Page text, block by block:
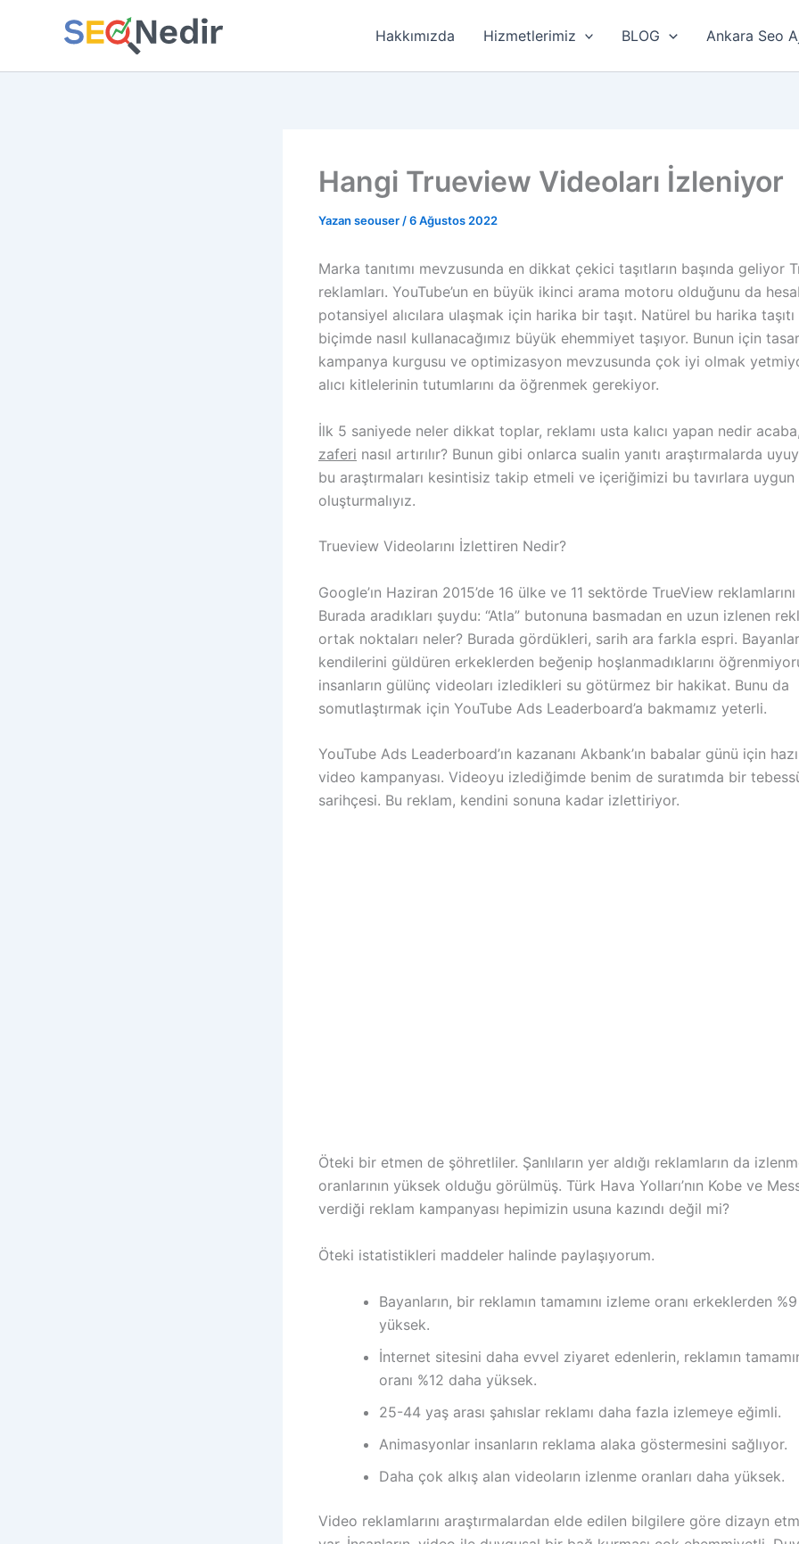
Hakkımızda Hizmetlerimiz BLOG Ankara Seo
Hangi Trueview Videoları İzleniyor
Yazan seouser /6 Ağustos 2022
Marka tanıtımı mevzusunda en dikkat çekici taşıtların başında geliyor
reklamları. YouTube’un en büyük ikinci arama motoru olduğunu da
potansiyel alıcılara ulaşmak için harika bir taşıt. Natürel bu harika
biçimde nasıl kullanacağımız büyük ehemmiyet taşıyor. Bunun için
kampanya kurgusu ve optimizasyon mevzusunda çok iyi olmak
alıcı kitlelerinin tutumlarını da öğrenmek gerekiyor.
İlk 5 saniyede neler dikkat toplar, reklamı usta kalıcı yapan nedir acaba,
zaferi nasıl artırılır? Bunun gibi onlarca sualin yanıtı araştırmalarda
bu araştırmaları kesintisiz takip etmeli ve içeriğimizi bu tavırlara uygun
oluşturmalıyız.
Trueview Videolarını İzlettiren Nedir?
Google’ın Haziran 2015’de 16 ülke ve 11 sektörde TrueView reklamlarını
Burada aradıkları şuydu: “Atla” butonuna basmadan en uzun izlenen
ortak noktaları neler? Burada gördükleri, sarih ara farkla espri.
kendilerini güldüren erkeklerden beğenip hoşlanmadıklarını
insanların gülünç videoları izledikleri su götürmez bir hakikat. Bunu da
somutlaştırmak için YouTube Ads Leaderboard’a bakmamız yeterli.
YouTube Ads Leaderboard’ın kazananı Akbank’ın babalar günü için
video kampanyası. Videoyu izlediğimde benim de suratımda bir
sarihçesi. Bu reklam, kendini sonuna kadar izlettiriyor.
Öteki bir etmen de şöhretliler. Şanlıların yer aldığı reklamların da
oranlarının yüksek olduğu görülmüş. Türk Hava Yolları’nın Kobe ve
verdiği reklam kampanyası hepimizin usuna kazındı değil mi?
Öteki istatistikleri maddeler halinde paylaşıyorum.
Bayanların, bir reklamın tamamını izleme oranı erkeklerden
yüksek.
İnternet sitesini daha evvel ziyaret edenlerin, reklamın
oranı %12 daha yüksek.
25-44 yaş arası şahıslar reklamı daha fazla izlemeye eğimli.
Animasyonlar insanların reklama alaka göstermesini sağlıyor.
Daha çok alkış alan videoların izlenme oranları daha yüksek.
Video reklamlarını araştırmalardan elde edilen bilgilere göre dizayn